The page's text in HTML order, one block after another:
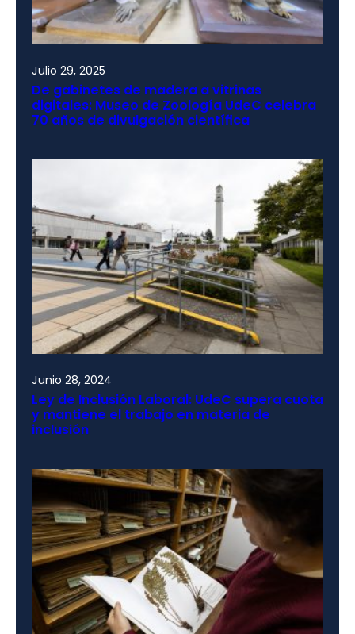
Julio 29, 2025
De gabinetes de madera a vitrinas
digitales: Museo de Zoología UdeC celebra
70 años de divulgación científica
Junio 28, 2024
Ley de Inclusión Laboral: UdeC supera cuota
y mantiene el trabajo en materia de
inclusión